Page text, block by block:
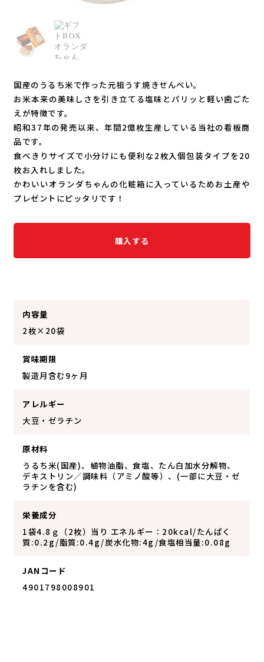
国産のうるち米で作った元祖うす焼きせんべい。
お米本来の美味しさを引き立てる塩味とパリッと軽い歯ごた
えが特徴です。
昭和37年の発売以来、年間2億枚生産している当社の看板商
品です。
食べきりサイズで小分けにも便利な2枚入個包装タイプを20
枚お入れしました。
かわいいオランダちゃんの化粧箱に入っているためお土産や
プレゼントにピッタリです！
購入する
内容量
2枚×20袋
賞味期限
製造月含む9ヶ月
アレルギー
大豆・ゼラチン
原材料
うるち米(国産)、植物油脂、食塩、たん白加水分解物、
デキストリン／調味料（アミノ酸等）、(一部に大豆・ゼ
ラチンを含む)
栄養成分
1袋4.8ｇ（2枚）当り エネルギー：20kcal/たんぱく
質:0.2g/脂質:0.4g/炭水化物:4g/食塩相当量:0.08g
JANコード
4901798008901